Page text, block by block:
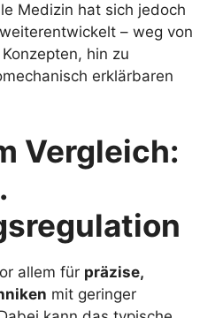
Medizin hat sich jedoch
– weg von
hin zu
erklärbaren
Vergleich:
allem für präzise,
mit geringer